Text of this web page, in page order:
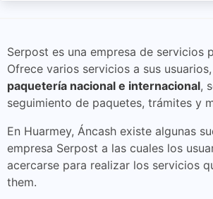
Serpost es una empresa de servicios
Ofrece varios servicios a sus
paquetería nacional e internacional,
seguimiento de paquetes, trámites y
En Huarmey, Áncash existe algunas
empresa Serpost a las cuales los
acercarse para realizar los servicios
them.